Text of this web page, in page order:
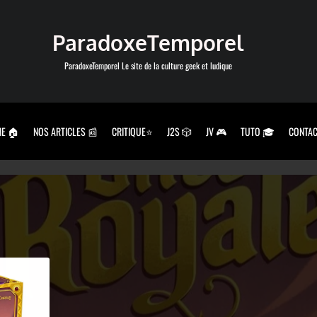
ParadoxeTemporel
ParadoxeTemporel Le site de la culture geek et ludique
🏠 NOS ARTICLES 📰 CRITIQUE⭐ J2S 🎲 JV 🎮 TUTO 🎓